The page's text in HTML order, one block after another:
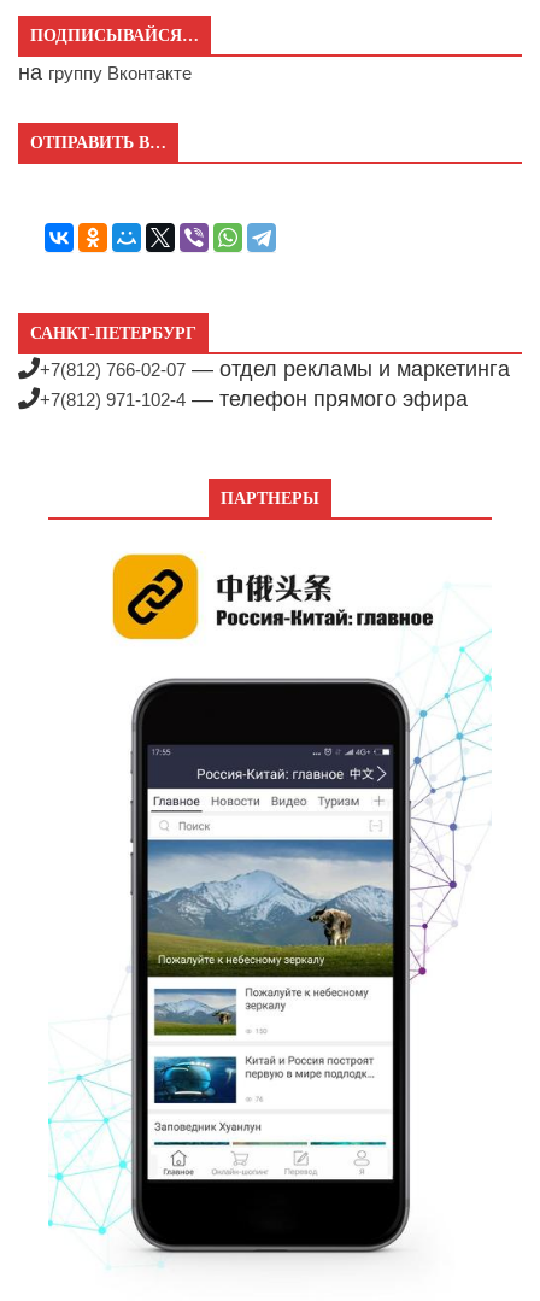
ПОДПИСЫВАЙСЯ…
на группу Вконтакте
ОТПРАВИТЬ В…
САНКТ-ПЕТЕРБУРГ
+7(812) 766-02-07 — отдел рекламы и маркетинга
+7(812) 971-102-4 — телефон прямого эфира
ПАРТНЕРЫ